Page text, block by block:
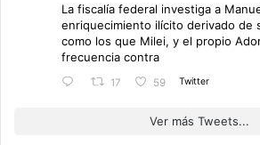
La fiscalía federal investiga a
enriquecimiento ilícito derivado de
como los que Milei, y el propio
frecuencia contra
17 59 Twitter
Ver más Tweets...